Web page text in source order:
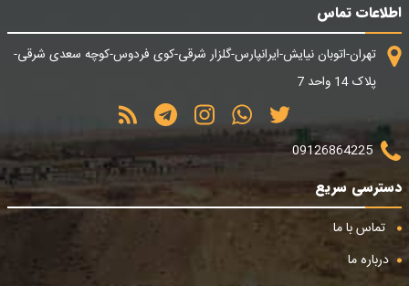
اطلاعات تماس
تهران-اتوبان نیایش-ایرانپارس-گلزار شرقی-کوی فردوس-کوچه سعدی شرقی-
پلاک 14 واحد 7
09126864225
دسترسی سریع
تماس با ما
درباره ما